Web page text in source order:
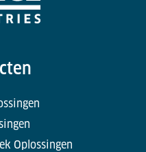
Oplossingen